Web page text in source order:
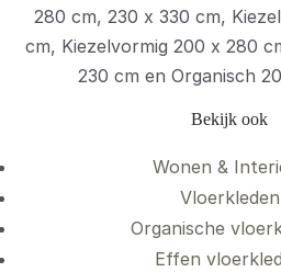
280 cm, 230 x 330 cm,
cm, Kiezelvormig 200 x 280
230 cm en Organisch
Bekijk ook
Wonen &
Vloerkleden
Organische
Effen